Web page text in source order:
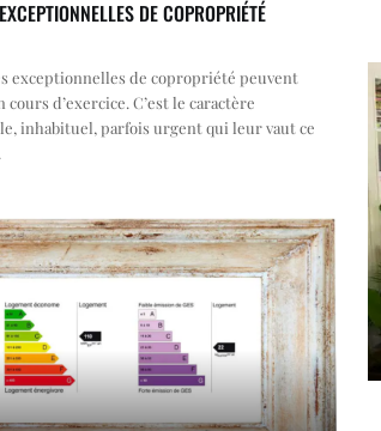
DE COPROPRIÉTÉ
exceptionnelles de copropriété peuvent
d’exercice. C’est le caractère
inhabituel, parfois urgent qui leur vaut ce